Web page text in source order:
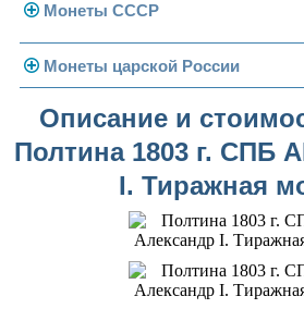
Современная Россия
Монеты 1991-1993 гг.
Монеты СССР
Погодовка СССР
Монеты 1958 года
Золотые червонцы
Памятные и юбилейные
Монеты царской России
Николай II (1894-1917)
Золото
Германская оккупация
Александр III (1881-1894)
Александр II (1855-1881)
Николай I (1825-1855)
Платина, золото
Александр I (1801-1825)
Описание и
Полтина 1803 г. СПБ
I. Тиражная